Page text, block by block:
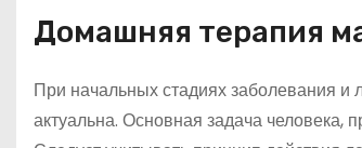
Домашняя терапия
При начальных стадиях заболевания
актуальна. Основная задача человека,